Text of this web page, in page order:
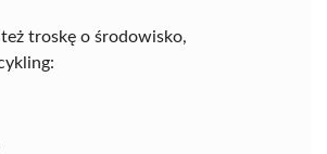
troskę o środowisko,